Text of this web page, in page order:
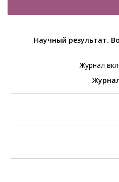
Научный результат.
Журнал